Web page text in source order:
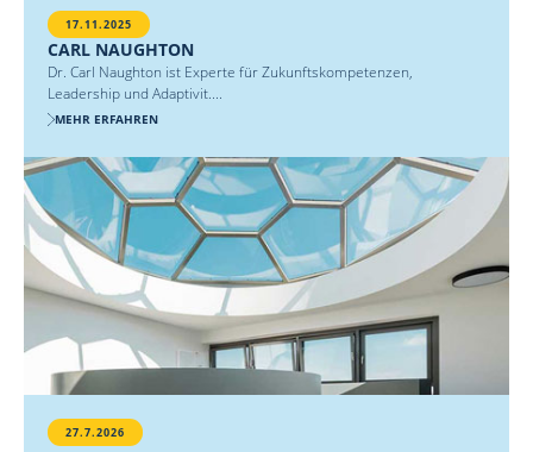
17.11.2025
CARL NAUGHTON
Dr. Carl Naughton ist Experte für Zukunftskompetenzen,
Leadership und Adaptivit....
MEHR ERFAHREN
27.7.2026